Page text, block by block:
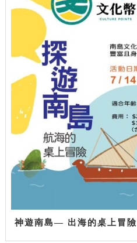
神遊南島— 出海的桌上冒險